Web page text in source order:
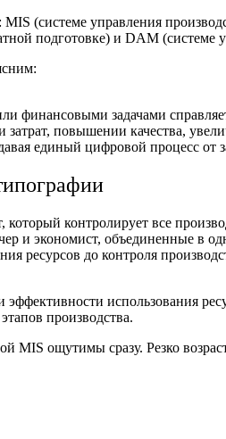
(системе управления
подготовке) и DAM
финансовыми задачами
затрат, повышении качества,
единый цифровой процесс от
который контролирует все
и экономист, объединенные в
ресурсов до контроля
использования
производства.
MIS ощутимы сразу. Резко